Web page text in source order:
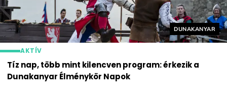
Helyszín
DUNAKANYAR
AKTÍV
Tíz nap, több mint kilencven program: érkezik a
Dunakanyar Élménykör Napok